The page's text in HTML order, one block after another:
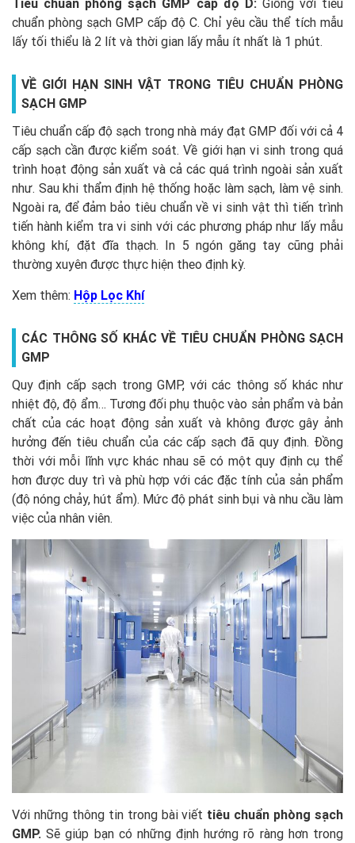
Tiêu chuẩn phòng sạch GMP cấp độ D:Giống với tiêu
chuẩn phòng sạch GMP cấp độ C. Chỉ yêu cầu thể tích mẫu
lấy tối thiểu là 2 lít và thời gian lấy mẫu ít nhất là 1 phút.
VỀ GIỚI HẠN SINH VẬT TRONG TIÊU CHUẨN PHÒNG
SẠCH GMP
Tiêu chuẩn cấp độ sạch trong nhà máy đạt GMP đối với cả 4
cấp sạch cần được kiểm soát. Về giới hạn vi sinh trong quá
trình hoạt động sản xuất và cả các quá trình ngoài sản xuất
như. Sau khi thẩm định hệ thống hoặc làm sạch, làm vệ sinh.
Ngoài ra, để đảm bảo tiêu chuẩn về vi sinh vật thì tiến trình
tiến hành kiểm tra vi sinh với các phương pháp như lấy mẫu
không khí, đặt đĩa thạch. In 5 ngón găng tay cũng phải
thường xuyên được thực hiện theo định kỳ.
Xem thêm: Hộp Lọc Khí
CÁC THÔNG SỐ KHÁC VỀ TIÊU CHUẨN PHÒNG SẠCH
GMP
Quy định cấp sạch trong GMP, với các thông số khác như
nhiệt độ, độ ẩm… Tương đối phụ thuộc vào sản phẩm và bản
chất của các hoạt động sản xuất và không được gây ảnh
hưởng đến tiêu chuẩn của các cấp sạch đã quy định. Đồng
thời với mỗi lĩnh vực khác nhau sẽ có một quy định cụ thể
hơn được duy trì và phù hợp với các đặc tính của sản phẩm
(độ nóng chảy, hút ẩm). Mức độ phát sinh bụi và nhu cầu làm
việc của nhân viên.
Với những thông tin trong bài viết tiêu chuẩn phòng sạch
GMP. Sẽ giúp bạn có những định hướng rõ ràng hơn trong